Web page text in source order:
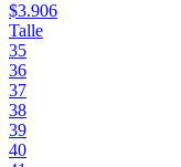
$3.906
Talle
35
36
37
38
39
40